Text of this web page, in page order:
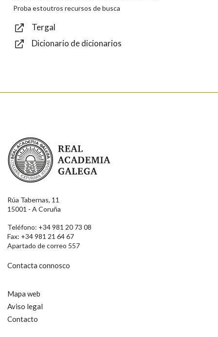
Texto de verificación
Proba estoutros recursos de busca
Tergal
Dicionario de dicionarios
Real Academia Galega
Rúa Tabernas, 11
15001 - A Coruña
Teléfono: +34 981 20 73 08
Fax: +34 981 21 64 67
Apartado de correo 557
Contacta connosco
Mapa web
Aviso legal
Contacto